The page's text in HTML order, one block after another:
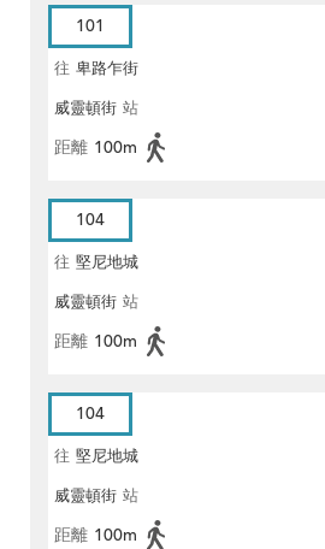
101
往 卑路乍街
威靈頓街 站
距離 100m
104
往 堅尼地城
威靈頓街 站
距離 100m
104
往 堅尼地城
威靈頓街 站
距離 100m